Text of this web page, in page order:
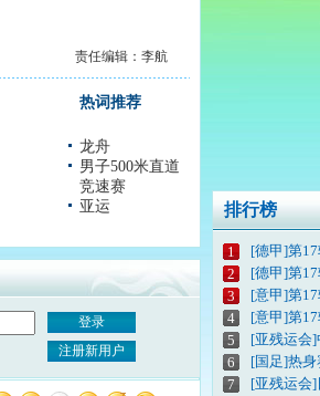
责任编辑：李航
热词推荐
龙舟
男子500米直道
竞速赛
亚运
登录
注册新用户
排行榜
1
[德甲]第
2
[德甲]第
3
[意甲]第
4
[意甲]第
5
[亚残运会
6
[国足]热
7
[亚残运会]